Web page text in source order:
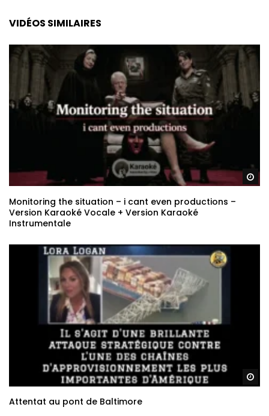
VIDÉOS SIMILAIRES
Monitoring the situation – i cant even productions –
Version Karaoké Vocale + Version Karaoké
Instrumentale
Attentat au pont de Baltimore